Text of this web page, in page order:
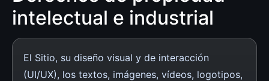
intelectual e industrial
El Sitio, su diseño visual y de interacción
(UI/UX), los textos, imágenes, vídeos, logotipos,